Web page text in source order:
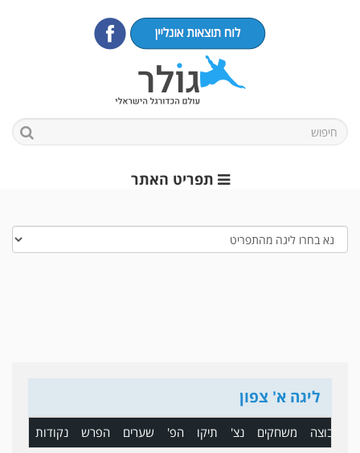
תפריט האתר
ליגה א' צפון
קבוצה משחקים נצ' תיקו הפ' שערים הפרש נקודות